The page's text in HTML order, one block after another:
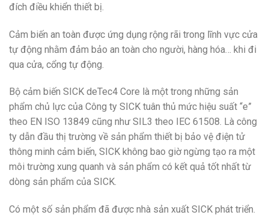
đích điều khiển thiết bị.
Cảm biến an toàn được ứng dụng rộng rãi trong lĩnh vực cửa
tự động nhằm đảm bảo an toàn cho người, hàng hóa… khi đi
qua cửa, cổng tự động.
Bộ cảm biến SICK deTec4 Core là một trong những sản
phẩm chủ lực của Công ty SICK tuân thủ mức hiệu suất “e”
theo EN ISO 13849 cũng như SIL3 theo IEC 61508. Là công
ty dẫn đầu thị trường về sản phẩm thiết bị bảo vệ điện tử
thông minh cảm biến, SICK không bao giờ ngừng tạo ra một
môi trường xung quanh và sản phẩm có kết quả tốt nhất từ ​​
dòng sản phẩm của SICK.
Có một số sản phẩm đã được nhà sản xuất SICK phát triển.